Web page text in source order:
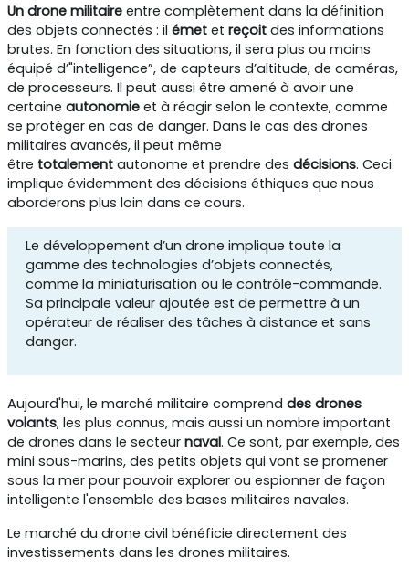
Un drone militaire entre complètement dans la définition
des objets connectés : il émet et reçoit des informations
brutes. En fonction des situations, il sera plus ou moins
équipé d’"intelligence”, de capteurs d’altitude, de caméras,
de processeurs. Il peut aussi être amené à avoir une
certaine autonomie et à réagir selon le contexte, comme
se protéger en cas de danger. Dans le cas des drones
militaires avancés, il peut même
être totalement autonome et prendre des décisions. Ceci
implique évidemment des décisions éthiques que nous
aborderons plus loin dans ce cours.
Le développement d’un drone implique toute la
gamme des technologies d’objets connectés,
comme la miniaturisation ou le contrôle-commande.
Sa principale valeur ajoutée est de permettre à un
opérateur de réaliser des tâches à distance et sans
danger.
Aujourd'hui, le marché militaire comprend des drones
volants, les plus connus, mais aussi un nombre important
de drones dans le secteur naval. Ce sont, par exemple, des
mini sous-marins, des petits objets qui vont se promener
sous la mer pour pouvoir explorer ou espionner de façon
intelligente l'ensemble des bases militaires navales.
Le marché du drone civil bénéficie directement des
investissements dans les drones militaires.